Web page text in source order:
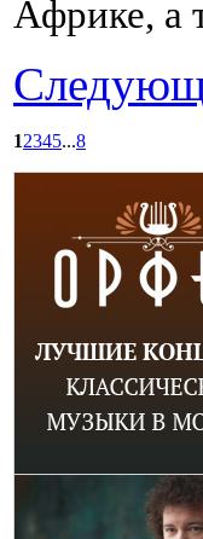
Африке, а
12345...8